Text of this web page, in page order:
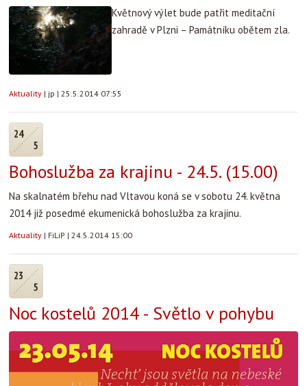
Květnový výlet bude patřit meditační
zahradě v Plzni – Památníku obětem zla.
Aktuality | jp | 25.5.2014 07:55
24
5
Bohoslužba za krajinu - 24.5. (15.00)
Na skalnatém břehu nad Vltavou koná se v sobotu 24. května
2014 již posedmé ekumenická bohoslužba za krajinu.
Aktuality | FiLiP | 24.5.2014 15:00
23
5
Noc kostelů 2014 - Světlo v pohybu